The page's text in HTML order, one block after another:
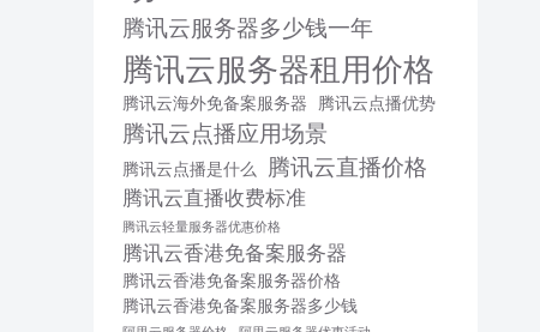
腾讯云服务器多少钱一年
腾讯云服务器租用价格
腾讯云海外免备案服务器 腾讯云点播优势
腾讯云点播应用场景
腾讯云点播是什么 腾讯云直播价格
腾讯云直播收费标准
腾讯云轻量服务器优惠价格
腾讯云香港免备案服务器
腾讯云香港免备案服务器价格
腾讯云香港免备案服务器多少钱